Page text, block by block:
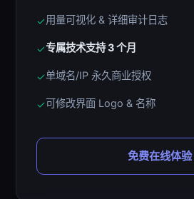
✓用量可视化 & 详细审计日志
✓专属技术支持 3 个月
✓单域名/IP 永久商业授权
✓可修改界面 Logo & 名称
免费在线体验